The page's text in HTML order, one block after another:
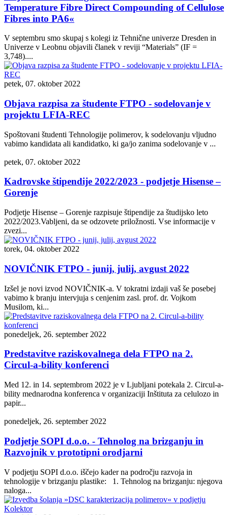
Temperature Fibre Direct Compounding of Cellulose
Fibres into PA6«
V septembru smo skupaj s kolegi iz Tehnične univerze Dresden in
Univerze v Leobnu objavili članek v reviji “Materials” (IF =
3,748)....
petek, 07. oktober 2022
Objava razpisa za študente FTPO - sodelovanje v
projektu LFIA-REC
Spoštovani študenti Tehnologije polimerov, k sodelovanju vljudno
vabimo kandidata ali kandidatko, ki ga/jo zanima sodelovanje v ...
petek, 07. oktober 2022
Kadrovske štipendije 2022/2023 - podjetje Hisense –
Gorenje
Podjetje Hisense – Gorenje razpisuje štipendije za študijsko leto
2022/2023.Vabljeni, da se odzovete priložnosti. Vse informacije v
zvezi...
torek, 04. oktober 2022
NOVIČNIK FTPO - junij, julij, avgust 2022
Izšel je novi izvod NOVIČNIK-a. V tokratni izdaji vaš še posebej
vabimo k branju intervjuja s cenjenim zasl. prof. dr. Vojkom
Musilom, ki...
ponedeljek, 26. september 2022
Predstavitve raziskovalnega dela FTPO na 2.
Circul-a-bility konferenci
Med 12. in 14. septembrom 2022 je v Ljubljani potekala 2. Circul-a-
bility mednarodna konferenca v organizaciji Inštituta za celulozo in
papir...
ponedeljek, 26. september 2022
Podjetje SOPI d.o.o. - Tehnolog na brizganju in
Razvojnik v prototipni orodjarni
V podjetju SOPI d.o.o. iščejo kader na področju razvoja in
tehnologije v brizganju plastike: 1. Tehnolog na brizganju: njegova
naloga...